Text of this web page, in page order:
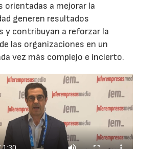
orientadas a mejorar la
generen resultados
y contribuyan a reforzar la
las organizaciones en un
vez más complejo e incierto.